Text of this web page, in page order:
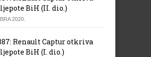
BiH (II. dio.)
2020.
Renault Captur otkriva
BiH (I. dio.)